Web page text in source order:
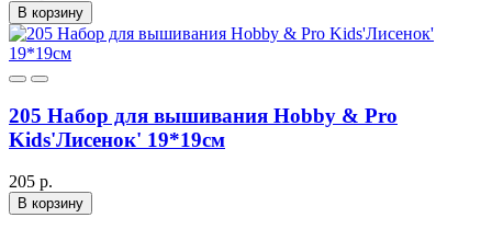
В корзину
205 Набор для вышивания Hobby & Pro
Kids'Лисенок' 19*19см
205 р.
В корзину